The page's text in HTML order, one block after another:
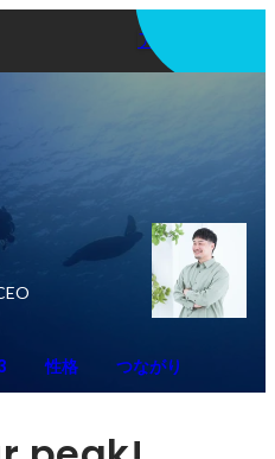
アプリを使う
性格 つながり